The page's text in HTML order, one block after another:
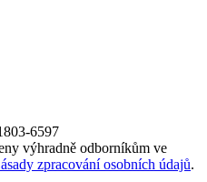
6597
výhradně odborníkům ve
zpracování osobních údajů.